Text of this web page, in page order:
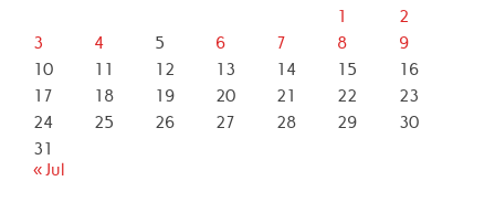
1
2
3
4 5 6 7 8
9
10
11 12 13 14 15
16
17
18 19 20 21 22
23
24
25 26 27 28 29
30
31
« Jul